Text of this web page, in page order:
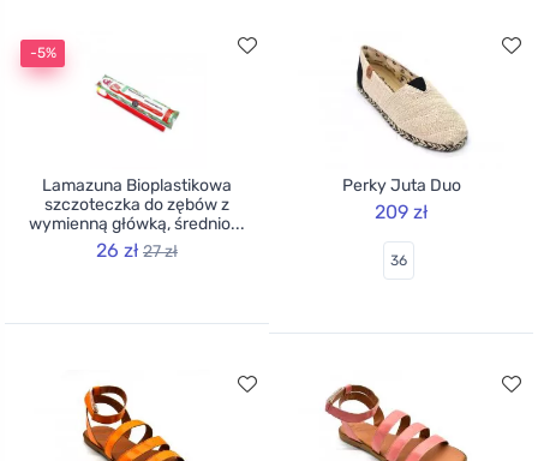
-5%
Lamazuna Bioplastikowa
szczoteczka do zębów z
wymienną główką, średnio...
26 zł 27 zł
Perky Juta Duo
209 zł
36